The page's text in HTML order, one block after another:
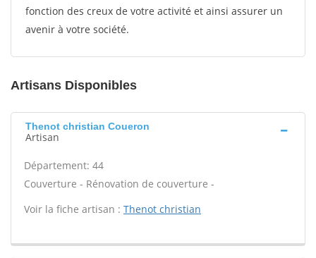
fonction des creux de votre activité et ainsi assurer un
avenir à votre société.
Artisans Disponibles
Thenot christian Coueron
Artisan
Département: 44
Couverture - Rénovation de couverture -
Voir la fiche artisan : Thenot christian